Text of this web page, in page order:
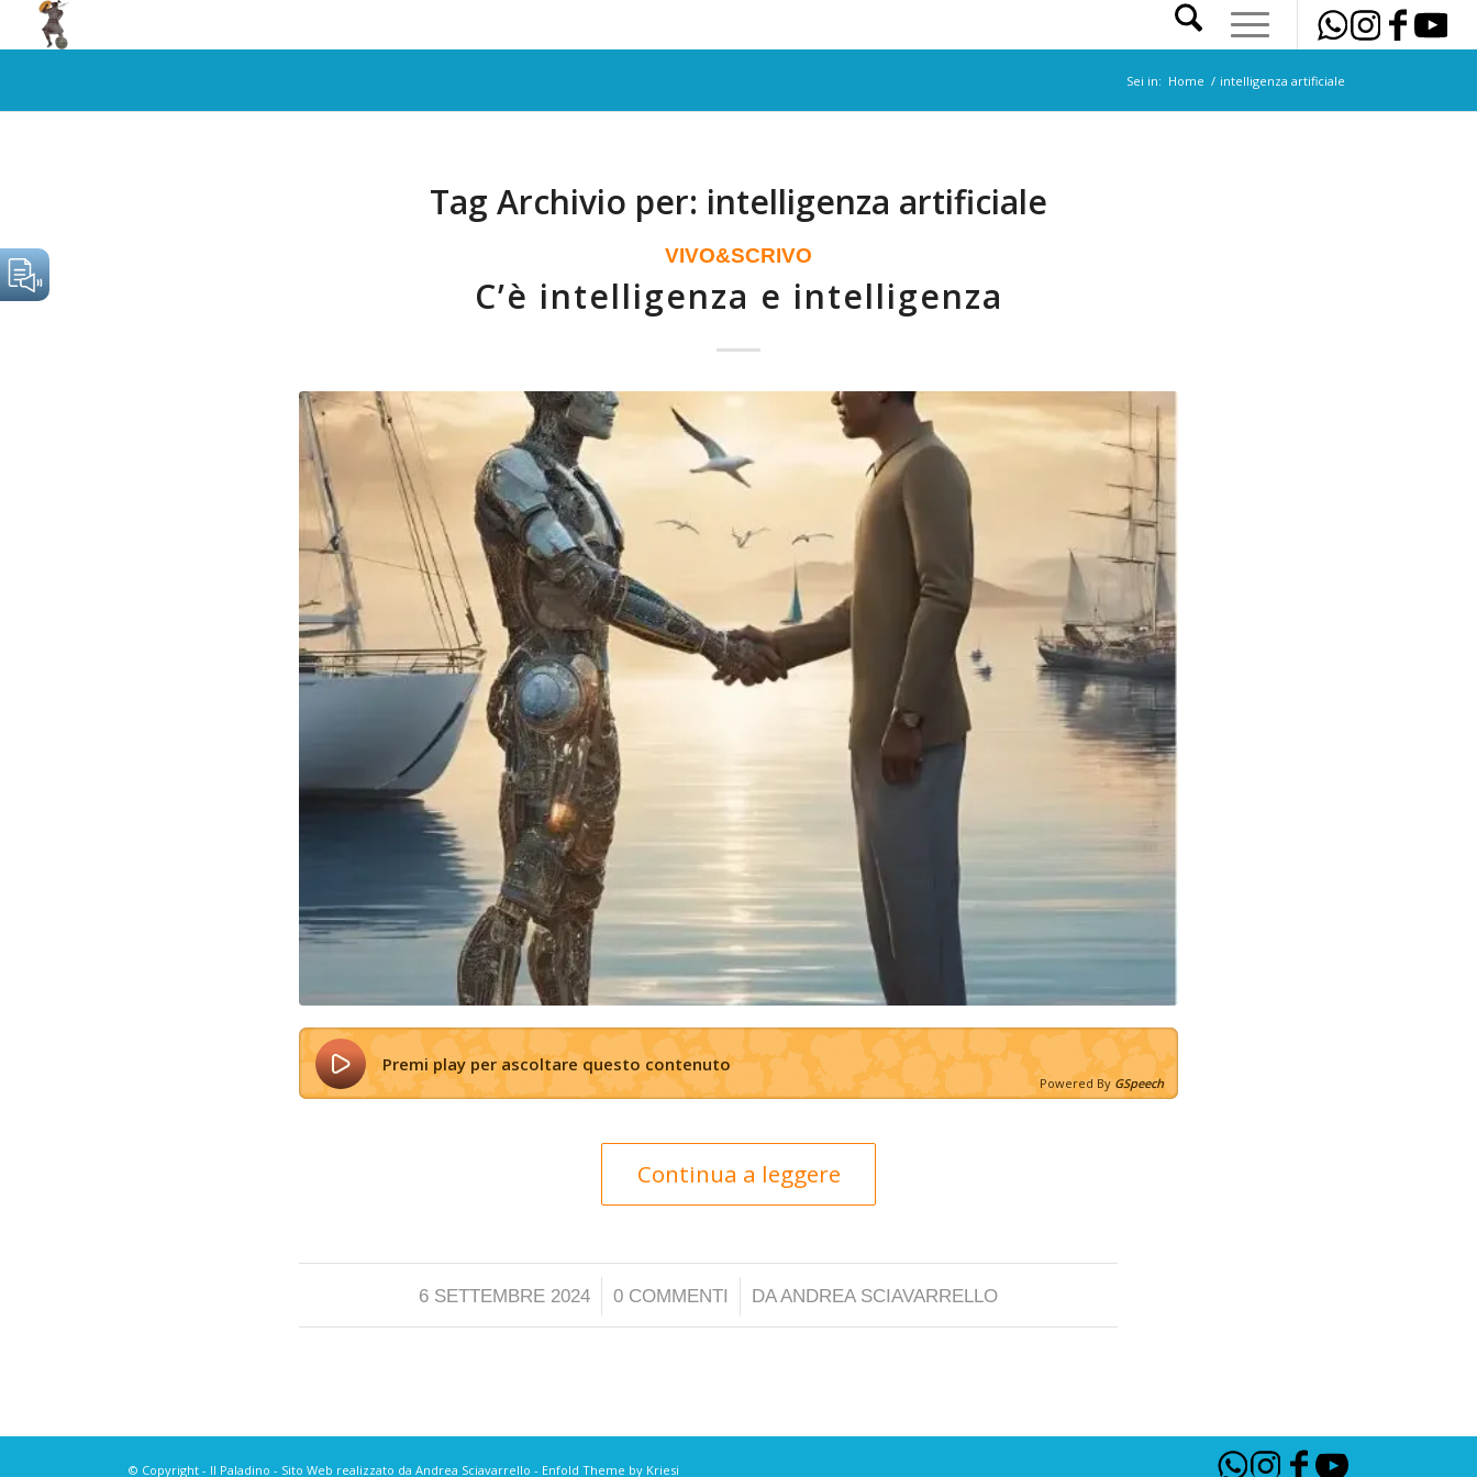
Sei in: Home / intelligenza artificiale
Tag Archivio per: intelligenza artificiale
VIVO&SCRIVO
C’è intelligenza e intelligenza
Premi play per ascoltare questo contenuto
Powered By GSpeech
Continua a leggere
6 SETTEMBRE 2024
/ 0 COMMENTI
/ DAANDREA SCIAVARRELLO
© Copyright - Il Paladino - Sito Web realizzato da Andrea Sciavarrello - Enfold Theme by Kriesi